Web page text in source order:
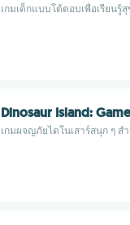
เกมเด็กแบบโต้ตอบเพื่อเรียน
Dinosaur Island:
เกมผจญภัยไดโนเสาร์สนุก ๆ ส